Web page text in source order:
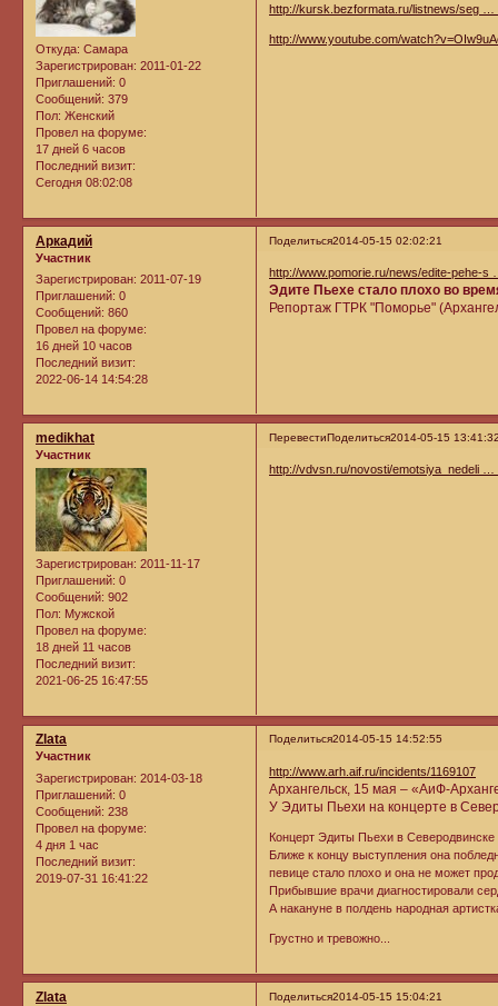
Откуда: Самара
Зарегистрирован: 2011-01-22
Приглашений: 0
Сообщений: 379
Пол: Женский
Провел на форуме:
17 дней 6 часов
Последний визит:
Сегодня 08:02:08
http://kursk.bezformata.ru/listnews/seg …
http://www.youtube.com/
Поделиться2014-05-15 02:02:21
Аркадий
Участник
Зарегистрирован: 2011-07-19
Приглашений: 0
Сообщений: 860
Провел на форуме:
16 дней 10 часов
Последний визит:
2022-06-14 14:54:28
http://www.pomorie.ru/news/edite-pehe-
Эдите Пьехе стало плохо во
Репортаж ГТРК "Поморье"
ПеревестиПоделиться2014-05-15
medikhat
Участник
Зарегистрирован: 2011-11-17
Приглашений: 0
Сообщений: 902
Пол: Мужской
Провел на форуме:
18 дней 11 часов
Последний визит:
2021-06-25 16:47:55
http://vdvsn.ru/novosti/emotsiya_nedeli …
Поделиться2014-05-15 14:52:55
Zlata
Участник
Зарегистрирован: 2014-03-18
Приглашений: 0
Сообщений: 238
Провел на форуме:
4 дня 1 час
Последний визит:
2019-07-31 16:41:22
http://www.arh.aif.ru/incidents/1169107
Архангельск, 15 мая – «АиФ-
У Эдиты Пьехи на концерте в
Концерт Эдиты Пьехи в
Ближе к концу выступления она
певице стало плохо и она не может
Прибывшие врачи диагностировали
А накануне в полдень народная
Грустно и тревожно...
Поделиться2014-05-15 15:04:21
Zlata